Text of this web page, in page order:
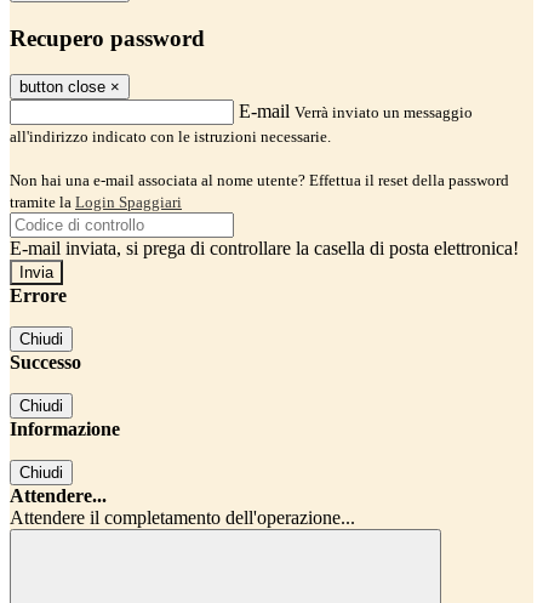
Recupero password
button close ×
E-mail Verrà inviato un messaggio
all'indirizzo indicato con le istruzioni necessarie.
Non hai una e-mail associata al nome utente? Effettua il reset della password
tramite la Login Spaggiari
E-mail inviata, si prega di controllare la casella di posta elettronica!
Errore
Chiudi
Successo
Chiudi
Informazione
Chiudi
Attendere...
Attendere il completamento dell'operazione...